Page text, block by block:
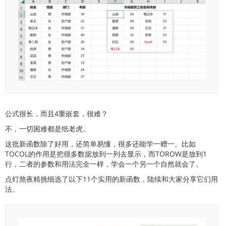
公式很长，而且4重嵌套，很难？
不，一切困难都是纸老虎。
这批新函数除了好用，还简单易懂，很多还能学一赠一。比如
TOCOL的作用是把很多数据放到一列去显示，而TOROW是放到1
行，二者的参数和用法完全一样，学会一个另一个自然就会了。
点灯熬夜精挑细选了以下11个实用的新函数，陆续和大家分享它们用
法。